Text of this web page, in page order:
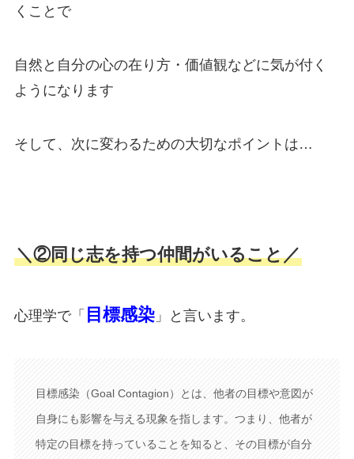
くことで
自然と自分の心の在り方・価値観などに気が付く
ようになります
そして、次に変わるための大切なポイントは…
＼②同じ志を持つ仲間がいること／
心理学で「 目標感染」と言います。
目標感染（Goal Contagion）とは、他者の目標や意図が
自身にも影響を与える現象を指します。つまり、他者が
特定の目標を持っていることを知ると、その目標が自分